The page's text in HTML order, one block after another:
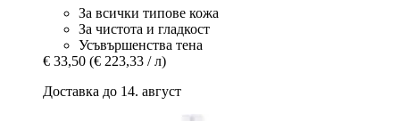
За всички типове кожа
За чистота и гладкост
Усъвършенства тена
€ 33,50 (€ 223,33 / л)
Доставка до 14. август